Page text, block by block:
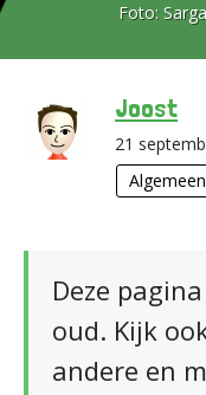
Foto:
Joost
21
Algemeen
Deze
oud. Kijk
andere en